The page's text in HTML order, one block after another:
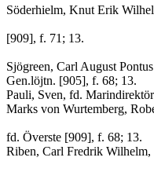
Söderhielm, Knut Erik
[909], f. 71; 13.
Sjögreen, Carl August
Gen.löjtn. [905], f. 68; 13.
Pauli, Sven, fd.
Marks von Wurtemberg,
fd. Överste [909], f. 68; 13.
Riben, Carl Fredrik Wilhelm,